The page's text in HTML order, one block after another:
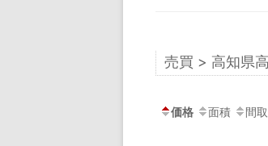
売買 > 高知県
価格 面積 間取